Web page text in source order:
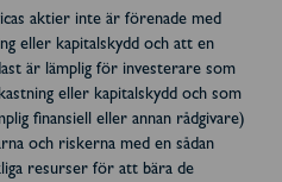
aktier inte är förenade med
eller kapitalskydd och att en
är lämplig för investerare som
eller kapitalskydd och som
finansiell eller annan rådgivare)
och riskerna med en sådan
resurser för att bära de